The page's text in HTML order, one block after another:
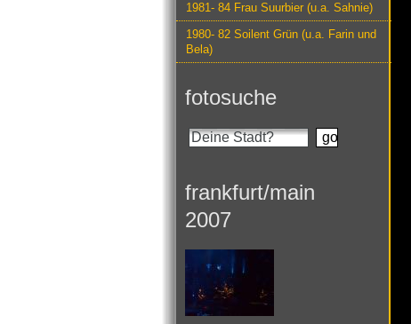
1981- 84 Frau Suurbier (u.a. Sahnie)
1980- 82 Soilent Grün (u.a. Farin und
Bela)
fotosuche
frankfurt/main
2007